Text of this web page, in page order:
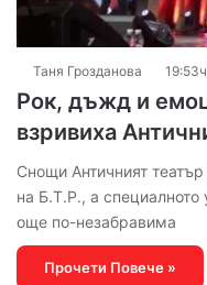
Таня Грозданова
Рок, дъжд и
взривиха
Снощи Античният
на Б.Т.Р., а специалното
още по-незабравима
Прочети Повече »